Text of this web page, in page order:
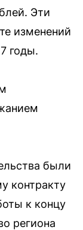
Эти
изменений
годы.
были
контракту
к концу
региона